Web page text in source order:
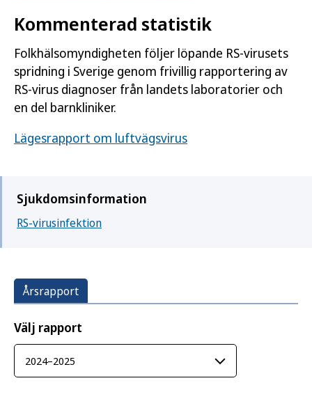
Kommenterad statistik
Folkhälsomyndigheten följer löpande RS-virusets
spridning i Sverige genom frivillig rapportering av
RS-virus diagnoser från landets laboratorier och
en del barnkliniker.
Lägesrapport om luftvägsvirus
Sjukdomsinformation
RS-virusinfektion
Årsrapport
Välj rapport